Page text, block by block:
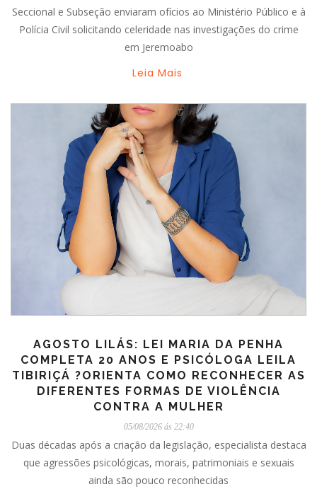
Seccional e Subseção enviaram ofícios ao Ministério Público e à
Polícia Civil solicitando celeridade nas investigações do crime
em Jeremoabo
Leia Mais
AGOSTO LILÁS: LEI MARIA DA PENHA
COMPLETA 20 ANOS E PSICÓLOGA LEILA
TIBIRIÇÁ ?ORIENTA COMO RECONHECER AS
DIFERENTES FORMAS DE VIOLÊNCIA
CONTRA A MULHER
05/08/2026 ás 22:40
Duas décadas após a criação da legislação, especialista destaca
que agressões psicológicas, morais, patrimoniais e sexuais
ainda são pouco reconhecidas